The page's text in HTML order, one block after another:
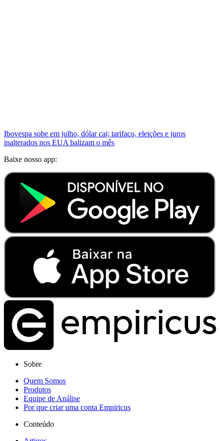
Ibovespa sobe em julho, dólar cai; tarifaço, eleições e juros
inalterados nos EUA balizam o mês
Baixe nosso app:
Sobre
Quem Somos
Produtos
Equipe de Análise
Por que criar uma conta Empiricus
Conteúdo